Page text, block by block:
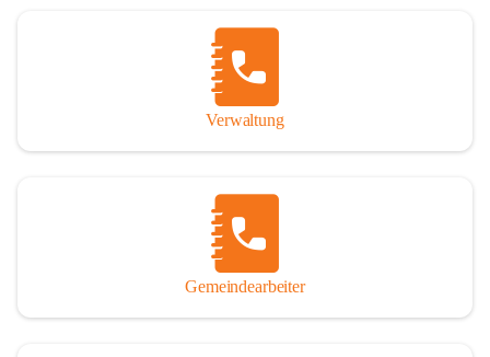
Verwaltung
Gemeindearbeiter